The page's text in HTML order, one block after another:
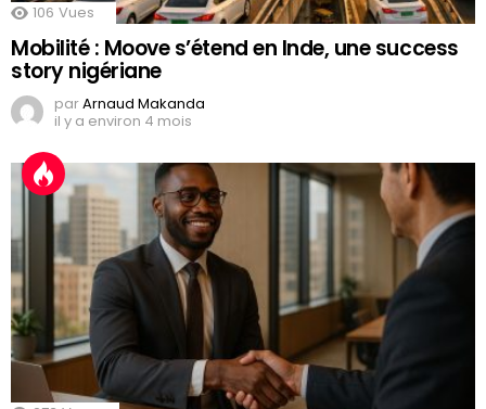
106 Vues
Mobilité : Moove s’étend en Inde, une success
story nigériane
parArnaud Makanda
il y a environ 4 mois